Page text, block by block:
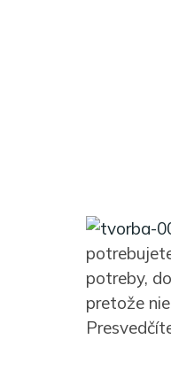
potreby,
pretože